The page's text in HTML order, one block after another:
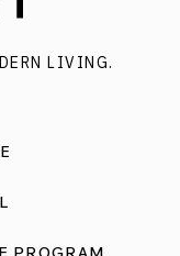
LIVING.